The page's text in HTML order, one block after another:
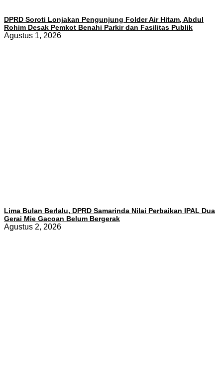
DPRD Soroti Lonjakan Pengunjung Folder Air Hitam, Abdul
Rohim Desak Pemkot Benahi Parkir dan Fasilitas Publik
Agustus 1, 2026
Lima Bulan Berlalu, DPRD Samarinda Nilai Perbaikan IPAL Dua
Gerai Mie Gacoan Belum Bergerak
Agustus 2, 2026